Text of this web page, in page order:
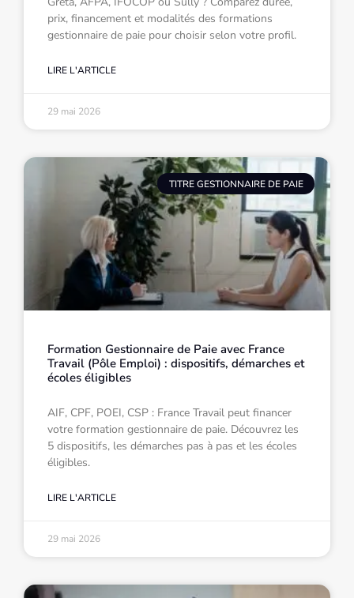
prix, financement et modalités des formations
gestionnaire de paie pour choisir selon votre profil.
LIRE L'ARTICLE
29 mai 2026
TITRE GESTIONNAIRE DE PAIE
Formation Gestionnaire de Paie avec France
Travail (Pôle Emploi) : dispositifs, démarches et
écoles éligibles
AIF, CPF, POEI, CSP : France Travail peut financer
votre formation gestionnaire de paie. Découvrez les
5 dispositifs, les démarches pas à pas et les écoles
éligibles.
LIRE L'ARTICLE
29 mai 2026